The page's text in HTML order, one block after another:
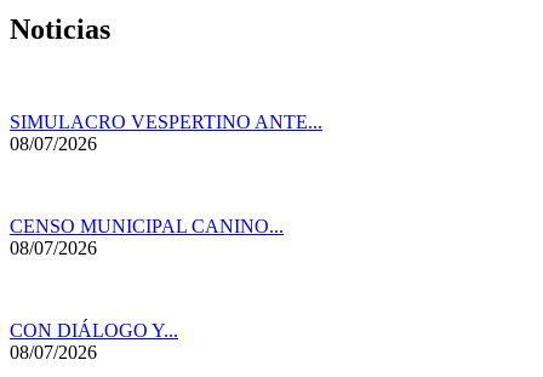
Noticias
SIMULACRO VESPERTINO ANTE...
08/07/2026
CENSO MUNICIPAL CANINO...
08/07/2026
CON DIÁLOGO Y...
08/07/2026